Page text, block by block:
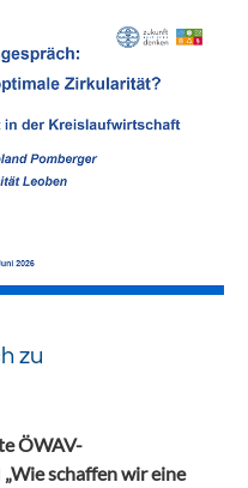
zu
ÖWAV-
„Wie schaffen wir eine